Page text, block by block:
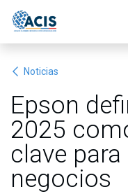
Noticias
Epson
2025
clave
negocios